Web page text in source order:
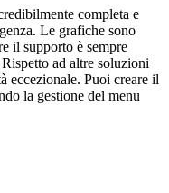
completa e
Le grafiche sono
il supporto è sempre
ad altre soluzioni
eccezionale. Puoi creare il
la gestione del menu